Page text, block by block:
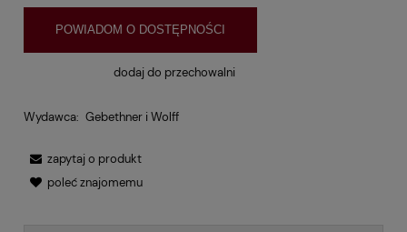
POWIADOM O DOSTĘPNOŚCI
dodaj do przechowalni
Wydawca: Gebethner i Wolff
zapytaj o produkt
poleć znajomemu